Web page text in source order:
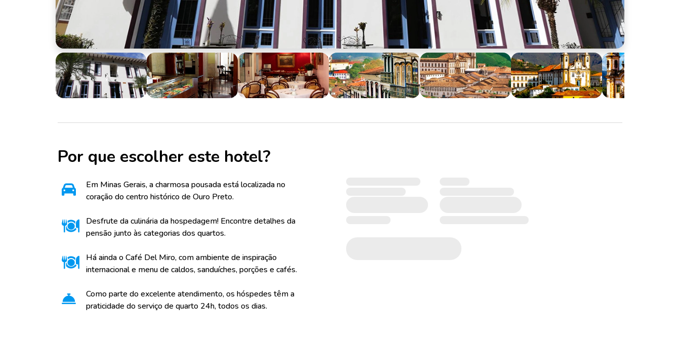
Por que escolher este hotel?
Em Minas Gerais, a charmosa pousada está localizada no
coração do centro histórico de Ouro Preto.
Desfrute da culinária da hospedagem! Encontre detalhes da
pensão junto às categorias dos quartos.
Há ainda o Café Del Miro, com ambiente de inspiração
internacional e menu de caldos, sanduíches, porções e cafés.
Como parte do excelente atendimento, os hóspedes têm a
praticidade do serviço de quarto 24h, todos os dias.